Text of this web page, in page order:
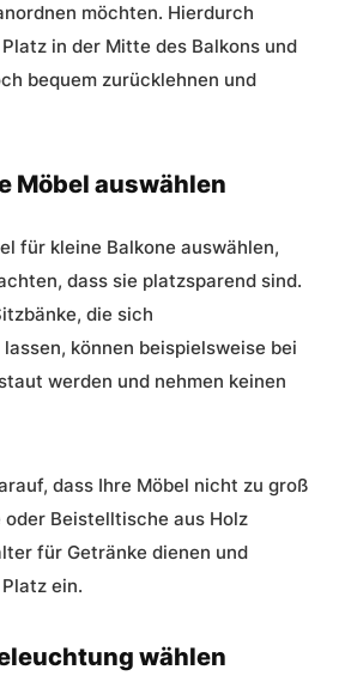
möchten. Hierdurch
in der Mitte des Balkons und
bequem zurücklehnen und
Möbel auswählen
für kleine Balkone auswählen,
dass sie platzsparend sind.
die sich
können beispielsweise bei
werden und nehmen keinen
dass Ihre Möbel nicht zu groß
oder Beistelltische aus Holz
für Getränke dienen und
ein.
wählen